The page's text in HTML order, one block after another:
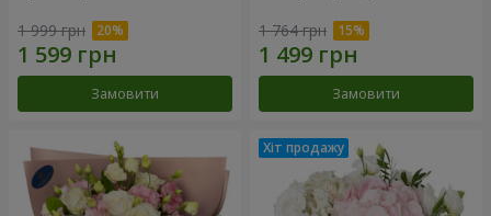
1 999 грн
Замовити
1 764 грн
Замовити